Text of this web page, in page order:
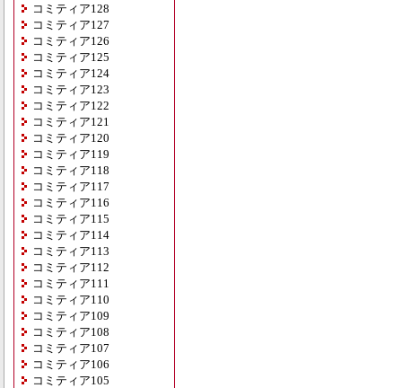
コミティア128
コミティア127
コミティア126
コミティア125
コミティア124
コミティア123
コミティア122
コミティア121
コミティア120
コミティア119
コミティア118
コミティア117
コミティア116
コミティア115
コミティア114
コミティア113
コミティア112
コミティア111
コミティア110
コミティア109
コミティア108
コミティア107
コミティア106
コミティア105